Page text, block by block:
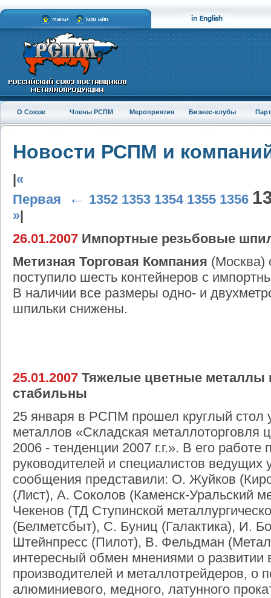
О Союзе Члены РСПМ Мероприятия Бизнес-клубы
Новости РСПМ и
«
Первая
← 1352 1353 1354 1355 1356
»
26.01.2007 Импортные резьбовые
Метизная Торговая Компания (Москва)
поступило шесть контейнеров с
В наличии все размеры одно- и
шпильки снижены.
25.01.2007 Тяжелые цветные металлы
стабильны
25 января в РСПМ прошел круглый стол
металлов «Складская металлоторговля
2006 - тенденции 2007 г.г.». В его работе
руководителей и специалистов ведущих
сообщения представили: О. Жуйков
(Лист), А. Соколов (Каменск-Уральский
Чекенов (ТД Ступинской
(Белметсбыт), С. Буниц (Галактика), И.
Штейнпресс (Пилот), В. Фельдман
интересный обмен мнениями о развитии
производителей и металлотрейдеров, о
алюминиевого, медного, латунного